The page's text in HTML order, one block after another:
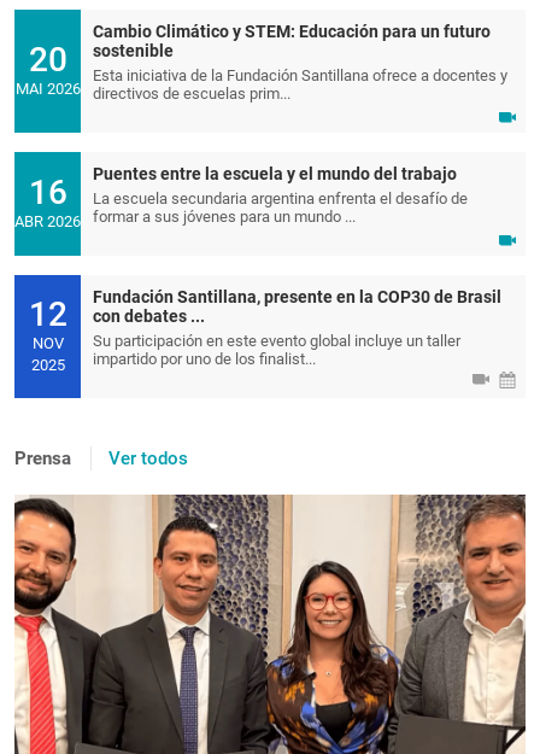
20
MAI 2026
Cambio Climático y STEM: Educación para un futuro
sostenible
Esta iniciativa de la Fundación Santillana ofrece a docentes y
directivos de escuelas prim...
16
ABR 2026
Puentes entre la escuela y el mundo del trabajo
La escuela secundaria argentina enfrenta el desafío de
formar a sus jóvenes para un mundo ...
12
NOV
2025
Fundación Santillana, presente en la COP30 de Brasil
con debates ...
Su participación en este evento global incluye un taller
impartido por uno de los finalist...
Prensa Ver todos